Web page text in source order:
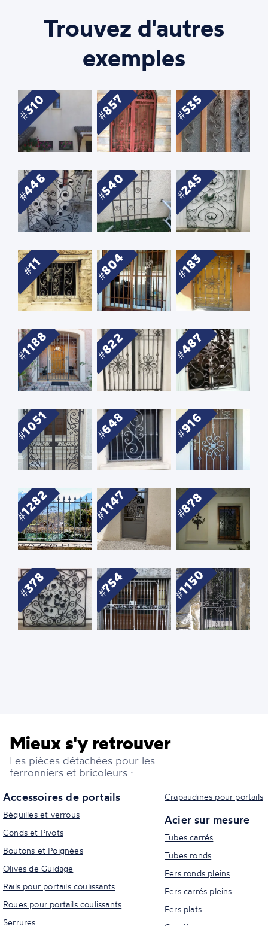
Trouvez d'autres
exemples
310 857 535
446 540 245
11 804 183
1188 822 487
1051 648 916
1282 1147 878
378 754 1150
Mieux s'y retrouver
Les pièces détachées pour les
ferronniers et bricoleurs :
Accessoires de portails
Béquilles et verrous
Gonds et Pivots
Boutons et Poignées
Olives de Guidage
Rails pour portails coulissants
Roues pour portails coulissants
Serrures
Crapaudines pour portails
Acier sur mesure
Tubes carrés
Tubes ronds
Fers ronds pleins
Fers carrés pleins
Fers plats